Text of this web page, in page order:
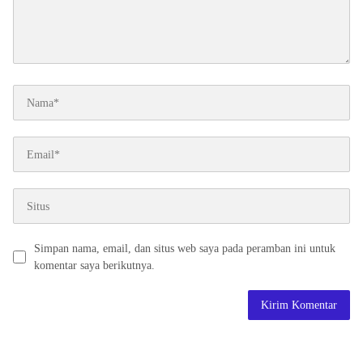
Simpan nama, email, dan situs web saya pada peramban ini untuk
komentar saya berikutnya.